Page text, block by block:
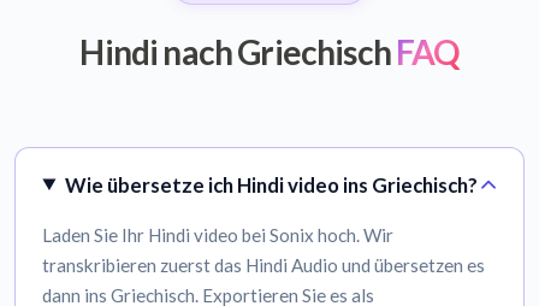
Hindi nach GriechischFAQ
Wie übersetze ich Hindi video ins Griechisch?
Laden Sie Ihr Hindi video bei Sonix hoch. Wir
transkribieren zuerst das Hindi Audio und übersetzen es
dann ins Griechisch. Exportieren Sie es als